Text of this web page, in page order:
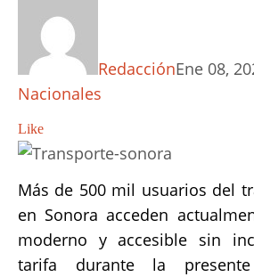
RedacciónEne 08,
Nacionales
Like
Más de 500 mil usuarios del
en Sonora acceden
moderno y accesible sin
tarifa durante la presente